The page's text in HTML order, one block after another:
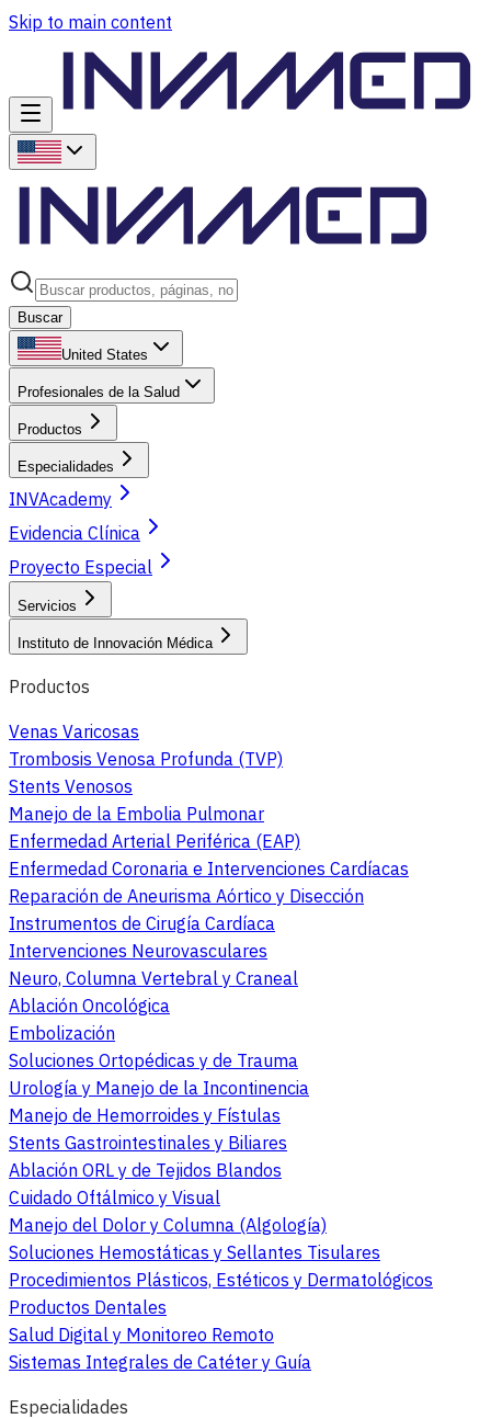
Skip to main content
Buscar
United States
Profesionales de la Salud
Productos
Especialidades
INVAcademy
Evidencia Clínica
Proyecto Especial
Servicios
Instituto de Innovación Médica
Productos
Venas Varicosas
Trombosis Venosa Profunda (TVP)
Stents Venosos
Manejo de la Embolia Pulmonar
Enfermedad Arterial Periférica (EAP)
Enfermedad Coronaria e Intervenciones Cardíacas
Reparación de Aneurisma Aórtico y Disección
Instrumentos de Cirugía Cardíaca
Intervenciones Neurovasculares
Neuro, Columna Vertebral y Craneal
Ablación Oncológica
Embolización
Soluciones Ortopédicas y de Trauma
Urología y Manejo de la Incontinencia
Manejo de Hemorroides y Fístulas
Stents Gastrointestinales y Biliares
Ablación ORL y de Tejidos Blandos
Cuidado Oftálmico y Visual
Manejo del Dolor y Columna (Algología)
Soluciones Hemostáticas y Sellantes Tisulares
Procedimientos Plásticos, Estéticos y Dermatológicos
Productos Dentales
Salud Digital y Monitoreo Remoto
Sistemas Integrales de Catéter y Guía
Especialidades